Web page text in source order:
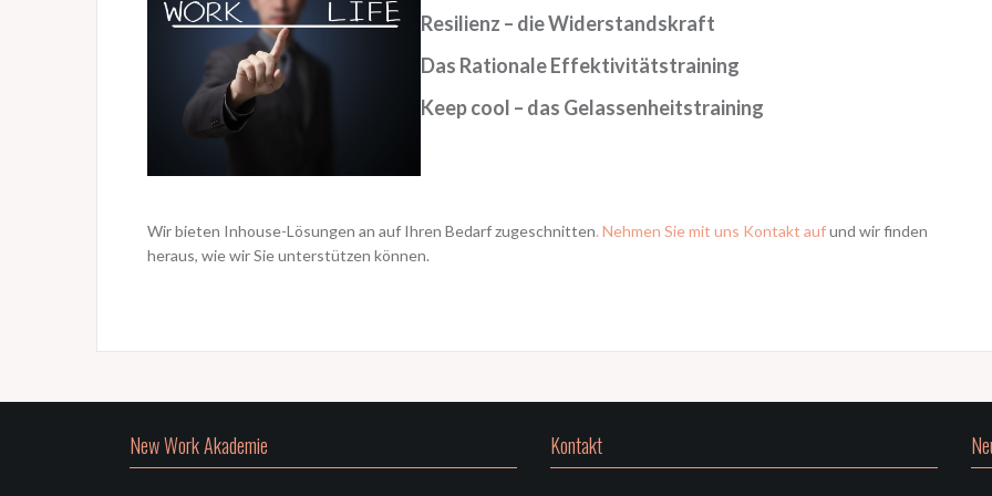
Resilienz – die Widerstandskraft
Das Rationale Effektivitätstraining
Keep cool – das Gelassenheitstraining
Wir bieten Inhouse-Lösungen an auf Ihren Bedarf zugeschnitten. Nehmen Sie mit uns Kontakt aufund wir finden
heraus, wie wir Sie unterstützen können.
New Work Akademie Kontakt